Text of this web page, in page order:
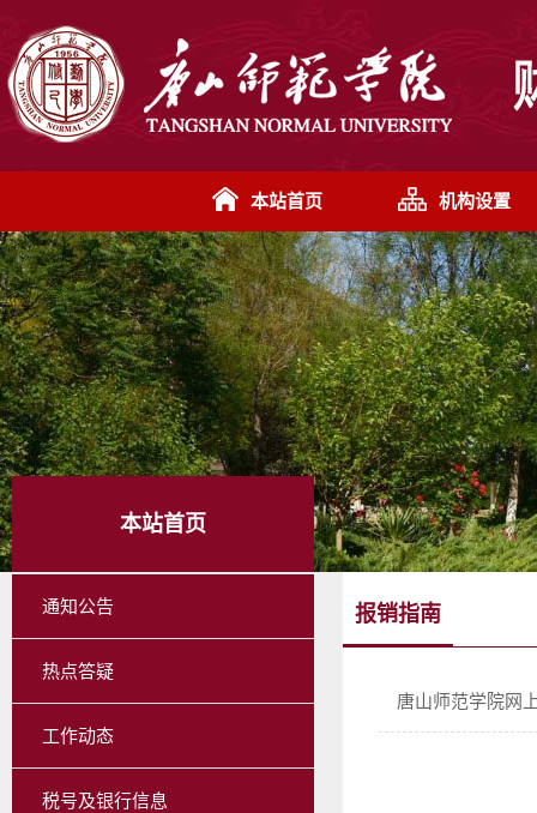
本站首页 机构设置
本站首页
通知公告
热点答疑
工作动态
税号及银行信息
报销指南
唐山师范学院网